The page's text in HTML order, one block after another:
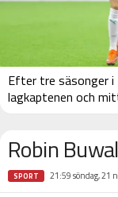
Efter tre säsonger i
lagkaptenen och
Robin
SPORT 21:59 söndag, 21